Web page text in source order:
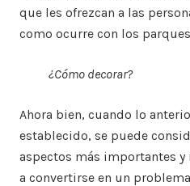
que les ofrezcan a las
como ocurre con los
¿Cómo decorar?
Ahora bien, cuando lo
establecido, se puede
aspectos más importantes y
a convertirse en un